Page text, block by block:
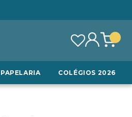
PAPELARIA COLÉGIOS 2026